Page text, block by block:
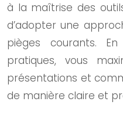
à la maîtrise des
d’adopter une
pièges courants.
pratiques, vous
présentations et
de manière claire et